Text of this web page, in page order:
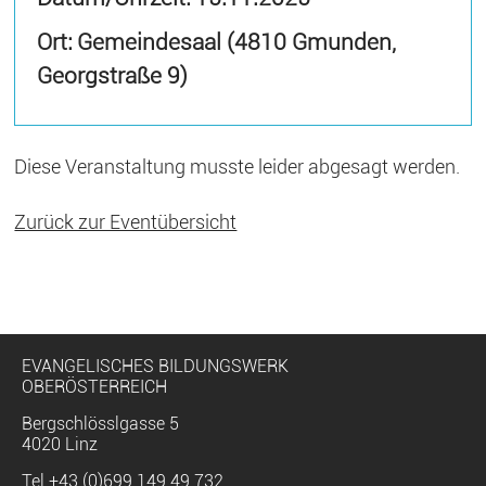
Ort: Gemeindesaal (4810 Gmunden,
Georgstraße 9)
Diese Veranstaltung musste leider abgesagt werden.
Zurück zur Eventübersicht
EVANGELISCHES BILDUNGSWERK
OBERÖSTERREICH
Bergschlösslgasse 5
4020 Linz
Tel +43 (0)699 149 49 732